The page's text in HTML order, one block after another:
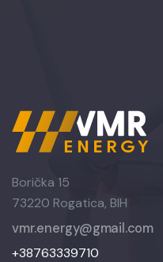
Borička 15
73220 Rogatica, BIH
vmr.energy@gmail.com
+38763339710